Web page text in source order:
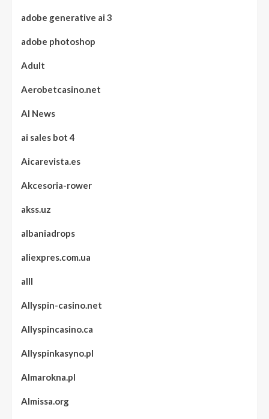
adobe generative ai 3
adobe photoshop
Adult
Aerobetcasino.net
AI News
ai sales bot 4
Aicarevista.es
Akcesoria-rower
akss.uz
albaniadrops
aliexpres.com.ua
alll
Allyspin-casino.net
Allyspincasino.ca
Allyspinkasyno.pl
Almarokna.pl
Almissa.org